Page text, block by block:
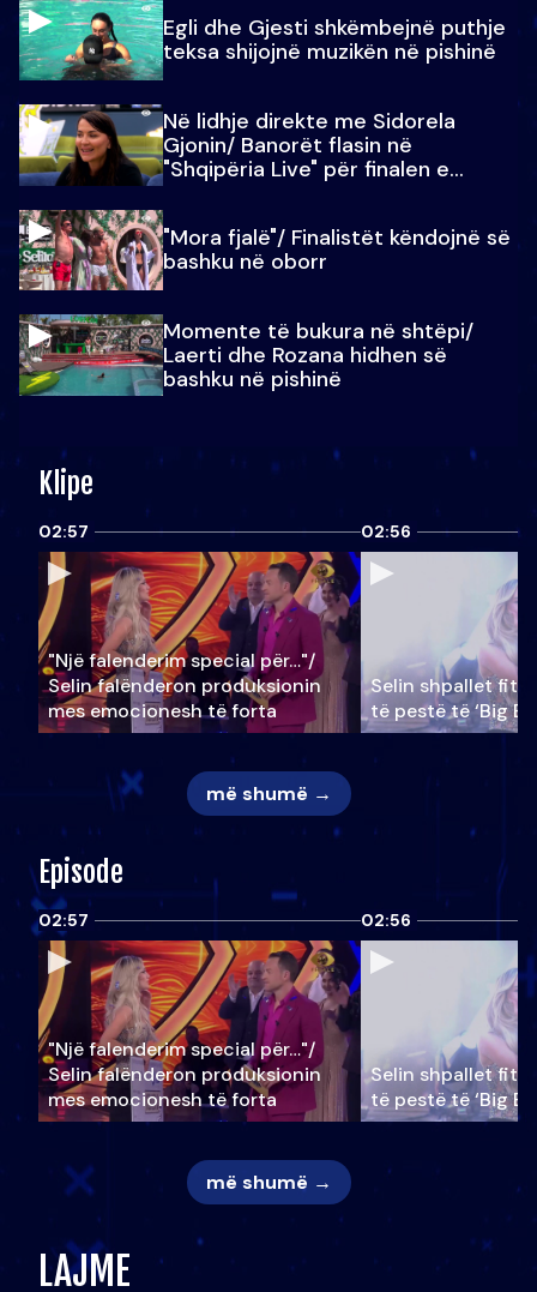
Egli dhe Gjesti shkëmbejnë puthje
teksa shijojnë muzikën në pishinë
Në lidhje direkte me Sidorela
Gjonin/ Banorët flasin në
"Shqipëria Live" për finalen e
"Mora fjalë"/ Finalistët këndojnë së
bashku në oborr
Momente të bukura në shtëpi/
Laerti dhe Rozana hidhen së
bashku në pishinë
Klipe
02:57
"Një falenderim special për…"/
Selin falënderon produksionin
mes emocionesh të forta
02:56
Selin shpallet
të pestë të ‘Big
më shumë →
Episode
02:57
"Një falenderim special për…"/
Selin falënderon produksionin
mes emocionesh të forta
02:56
Selin shpallet
të pestë të ‘Big
më shumë →
LAJME